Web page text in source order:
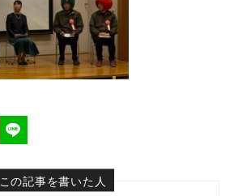
この記事を書いた人